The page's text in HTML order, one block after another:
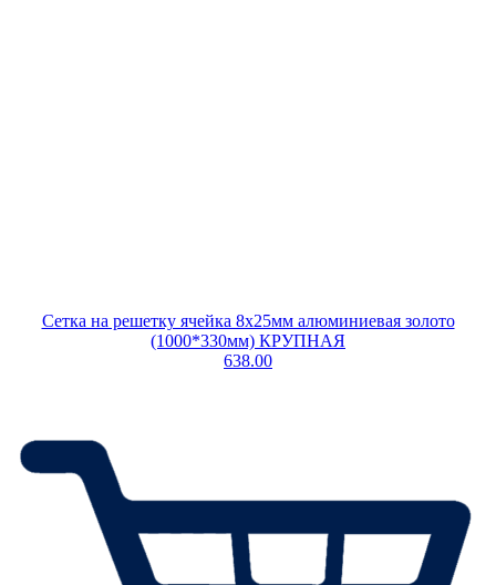
Сетка на решетку ячейка 8х25мм алюминиевая золото
(1000*330мм) КРУПНАЯ
638.00